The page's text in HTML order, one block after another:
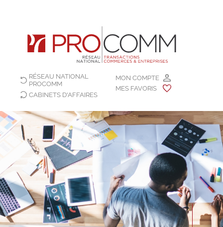
MON COMPTE
MES FAVORIS
RÉSEAU NATIONAL
PROCOMM
CABINETS D'AFFAIRES